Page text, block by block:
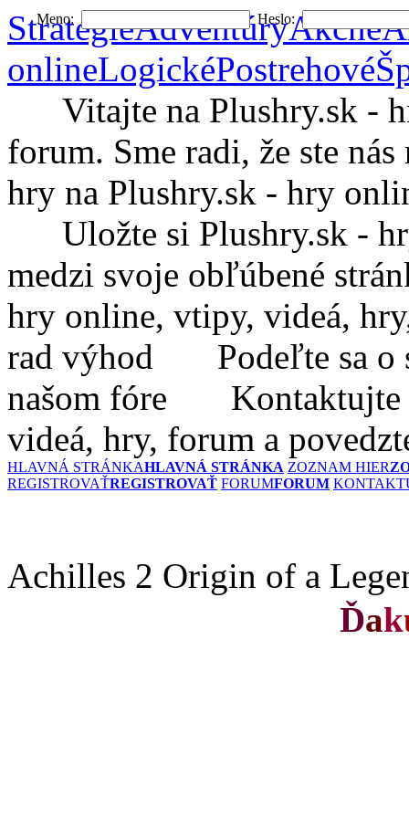
Meno: Heslo:
StratégieAdventúryAkčné
onlineLogickéPostrehové
Vitajte na Plushry.sk -
forum. Sme radi, že ste
hry na Plushry.sk - hry
Uložte si Plushry.sk -
medzi svoje obľúbené
hry online, vtipy, videá,
rad výhod
Podeľte sa o
našom fóre
Kontaktujte
videá, hry, forum a
HLAVNÁ STRÁNKAHLAVNÁ STRÁNKA ZOZNAM HIER
REGISTROVAŤREGISTROVAŤ FORUMFORUM
Achilles 2 Origin of a
Ďak